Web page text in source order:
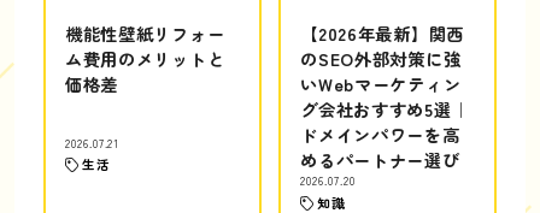
機能性壁紙リフォー
ム費用のメリットと
価格差
2026.07.21
生活
【2026年最新】関西
のSEO外部対策に強
いWebマーケティン
グ会社おすすめ5選｜
ドメインパワーを高
めるパートナー選び
2026.07.20
知識